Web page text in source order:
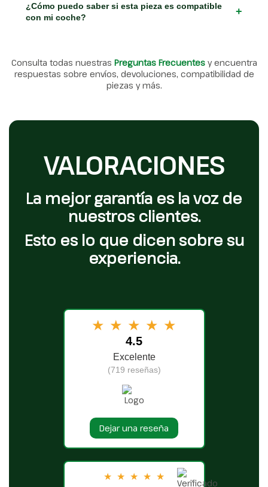
¿Cómo puedo saber si esta pieza es compatible
con mi coche?
+
Consulta todas nuestras Preguntas Frecuentes y encuentra
respuestas sobre envíos, devoluciones, compatibilidad de
piezas y más.
VALORACIONES
La mejor garantía es la voz de
nuestros clientes.
Esto es lo que dicen sobre su
experiencia.
★ ★ ★ ★ ★
4.5
Excelente
(719 reseñas)
Dejar una reseña
★ ★ ★ ★ ★